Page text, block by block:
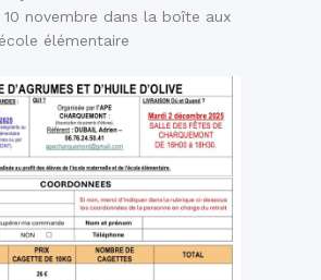
novembre dans la boîte aux
élémentaire